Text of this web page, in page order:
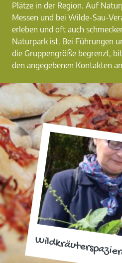
Plätze in der Region. Auf
Messen und bei Wilde-Sau-
erleben und oft auch
Naturpark ist. Bei Führungen
die Gruppengröße begrenzt,
den angegebenen Kontakten